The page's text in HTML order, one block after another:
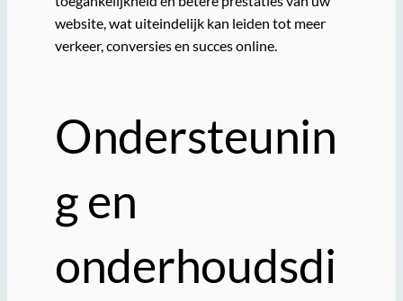
website, wat uiteindelijk kan leiden tot meer
verkeer, conversies en succes online.
Ondersteunin
g en
onderhoudsdi